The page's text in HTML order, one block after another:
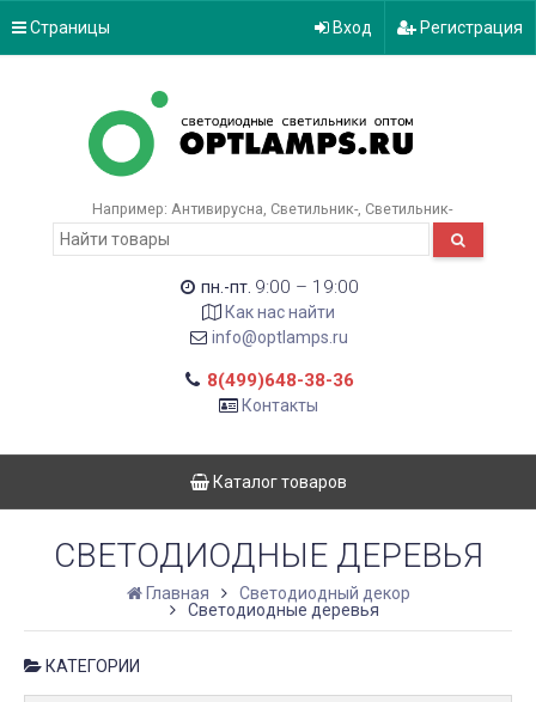
Страницы Вход Регистрация
Например: Антивирусна Светильник- Светильник-
пн.-пт. 9:00 – 19:00
Как нас найти
info@optlamps.ru
8(499)648-38-36
Контакты
Каталог товаров
СВЕТОДИОДНЫЕ ДЕРЕВЬЯ
Главная
Светодиодный декор
Светодиодные деревья
КАТЕГОРИИ